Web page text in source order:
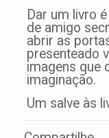
Dar um livro
de amigo
abrir as
presenteado
imagens que
imaginação.
Um salve às